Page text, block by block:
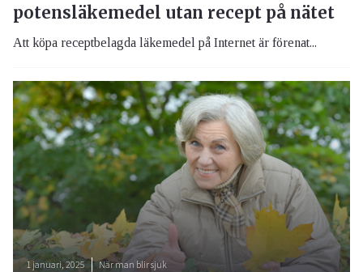
potensläkemedel utan recept på nätet
Att köpa receptbelagda läkemedel på Internet är förenat...
1 januari, 2025 När man blir sjuk